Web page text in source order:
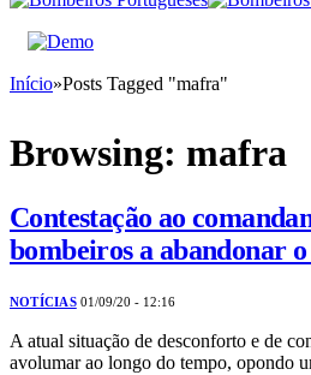
Início»Posts Tagged "mafra"
Browsing: mafra
Contestação ao
bombeiros a abandonar
NOTÍCIAS 01/09/20 - 12:16
A atual situação de desconforto e de
avolumar ao longo do tempo, opondo